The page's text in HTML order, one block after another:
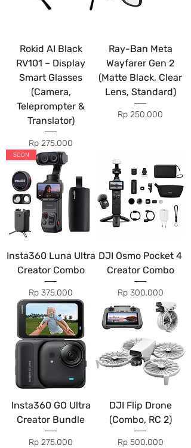
Rokid AI Black
RV101 – Display
Smart Glasses
(Camera,
Teleprompter &
Translator)
Price
Rp 275.000
Ray-Ban Meta
Wayfarer Gen 2
(Matte Black, Clear
Lens, Standard)
Price
Rp 250.000
SOON
Insta360 Luna Ultra
Creator Combo
Price
Rp 375.000
DJI Osmo Pocket 4
Creator Combo
Price
Rp 300.000
Insta360 GO Ultra
Creator Bundle
Price
Rp 275.000
DJI Flip Drone
(Combo, RC 2)
Price
Rp 500.000